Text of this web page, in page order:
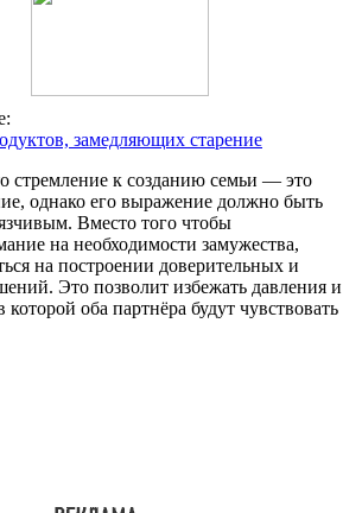
замедляющих старение
стремление к созданию семьи — это
однако его выражение должно быть
Вместо того чтобы
на необходимости замужества,
на построении доверительных и
Это позволит избежать давления и
которой оба партнёра будут чувствовать